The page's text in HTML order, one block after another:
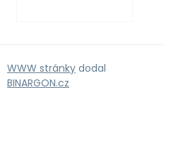
WWW stránky dodal
BINARGON.cz